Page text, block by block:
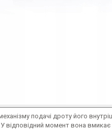
подачі дроту його
У відповідний момент вона